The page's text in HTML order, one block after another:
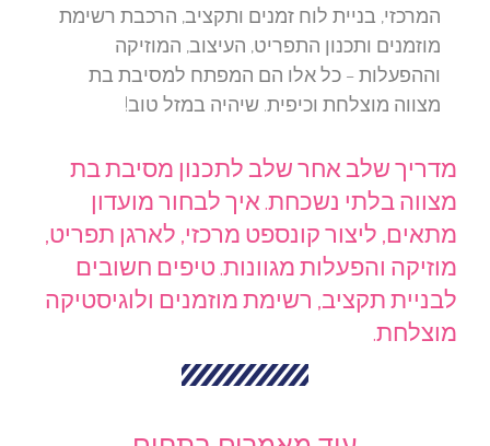
המרכזי, בניית לוח זמנים ותקציב, הרכבת רשימת
מוזמנים ותכנון התפריט, העיצוב, המוזיקה
וההפעלות – כל אלו הם המפתח למסיבת בת
מצווה מוצלחת וכיפית. שיהיה במזל טוב!
מדריך שלב אחר שלב לתכנון מסיבת בת
מצווה בלתי נשכחת. איך לבחור מועדון
מתאים, ליצור קונספט מרכזי, לארגן תפריט,
מוזיקה והפעלות מגוונות. טיפים חשובים
לבניית תקציב, רשימת מוזמנים ולוגיסטיקה
מוצלחת.